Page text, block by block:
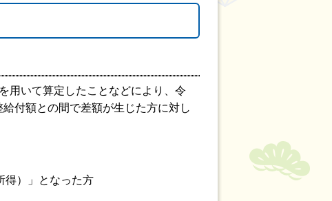
用いて算定したことなどにより、令
付額との間で差額が生じた方に対し
）」となった方